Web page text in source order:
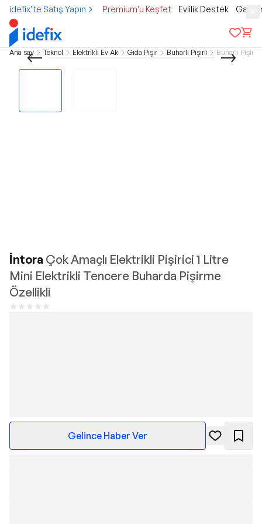
idefix’te Satış Yapın Premium'u Keşfet Evlilik Destek
Ana sayfa Teknoloji Elektrikli Ev AletleriGıda Pişirme Buharlı PişiricilerBuharlı
İntora Çok Amaçlı Elektrikli Pişirici 1 Litre
Mini Elektrikli Tencere Buharda Pişirme
Özellikli
Gelince Haber Ver